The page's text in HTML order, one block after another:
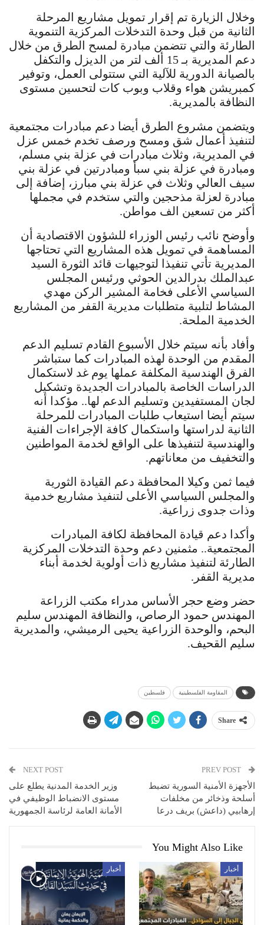
وخلال الزيارة تم إقرار تمويل مشاريع المرحلة
الثانية من قبل وحدة التدخلات المركزية التنموية
الطارئة والتي تتضمن مبادرة لمسح الطرق من خلال
دعم المديرية بـ 15 ألف لتر من الديزل والتكفل
بالصيانة الدورية للآلية التي ستتولى العمل، وتوفير
كمبريشن هواء وقلاب وبوب كات لتحسين مستوى
النظافة بالمديرية.
ويتضمن مشروع الطرق أيضا دعم مبادرات مجتمعية
لتنفيذ أعمال شق ومسح ورصف تخدم خمس عزل
في المديرية، وثلاث مبادرات في عزلة بني مسلم،
ومبادرة في عزلة بني سبأ ومبادرتين في عزلة بني
سيف العالي وثلاث في عزلة بني مبارز، إضافة إلى
مبادرة لعزلة مذحجين والتي ستخدم في مجملها
أكثر من تسعين الف مواطن.
وأوضح نائب رئيس الوزراء للشؤون الاقتصادية أن
المساهمة في تمويل هذه المشاريع التي تحتاجها
المديرية تأتي تنفيذا لتوجيهات قائد الثورة السيد
عبدالملك بدرالدين الحوثي ورئيس المجلس
السياسي الأعلى فخامة المشير الركن مهدي
المشاط لتلبية متطلبات مديرية القفر من المشاريع
الخدمية الملحة.
وأفاد بأنه سيتم خلال الأسبوع القادم تسليم الدعم
المقدم من الوحدة لهذه المبادرات كما ستباشر
الفرق الهندسية المكلفة عملها يوم غد لاستكمال
الدراسات الخاصة بالمبادرات الجديدة وتشكيل
لجان المستفيدين وتسليم الدعم لها.. مؤكدا أنه
سيتم أيضا استيعاب طلبات المبادرات للمرحلة
الثانية لدراستها واستكمال كافة الإجراءات الفنية
والهندسية لتنفيذها على الواقع لخدمة المواطنين
والتخفيف من معاناتهم.
فيما ثمن وكيلا المحافظة دعم القيادة الثورية
والمجلس السياسي الأعلى لتنفيذ مشاريع خدمية
وذات جدوى زراعية.
وأكدا دعم قيادة المحافظة لكافة المبادرات
المجتمعية.. مثمنين دعم وحدة التدخلات المركزية
الطارئة لتنفيذ مشاريع ذات أولوية لخدمة أبناء
مديرية القفر.
حضر وضع حجر الأساس مدراء مكتب الزراعة
المهندس حمود الرصاص، والنظافة المهندس سليم
البحم، والوحدة الزراعية يحيى الرميشي، والمديرية
سليم القحيف.
المقاومة الفلسطينية فلسطين
Share
الأجهزة الأمنية السورية تضبط
أسلحة وذخائر من مخلفات
إرهابيي (داعش) بريف درعا
NEXT POST
وزير الخدمة المدنية يطلع على
مستوى الانضباط الوظيفي في
الأمانة العامة لرئاسة الجمهورية
You Might Also Like
أخبار أخبار